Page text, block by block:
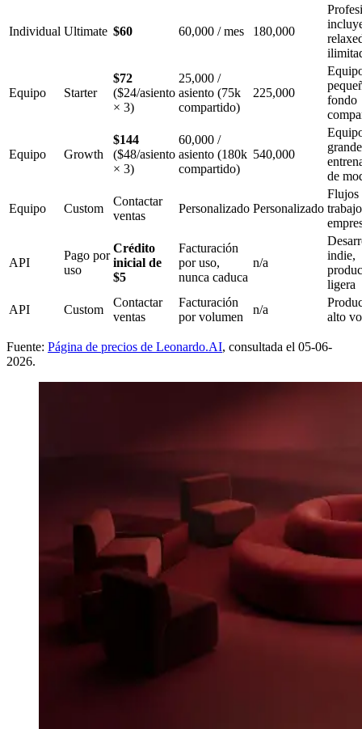
Individual Ultimate $60 60,000 / mes 180,000
Equipo Starter
$72
($24/asiento
× 3)
25,000 /
asiento (75k
compartido)
225,000
fondo
Equipo Growth
$144
($48/asiento
× 3)
60,000 /
asiento (180k
compartido)
540,000
de
Equipo Custom
Contactar
ventas
Personalizado Personalizado
Flujos
trabajo
API
Pago por
uso
Crédito
inicial de
$5
Facturación
por uso,
nunca caduca
n/a
indie,
ligera
API
Custom
Contactar
ventas
Facturación
por volumen
n/a
alto
Fuente: Página de precios de Leonardo.AI, consultada el 05-06-
2026.